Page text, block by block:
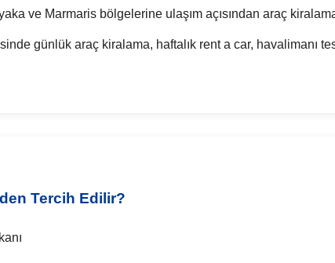
ve Marmaris bölgelerine ulaşım açısından araç
günlük araç kiralama, haftalık rent a car, havalimanı
Tercih Edilir?